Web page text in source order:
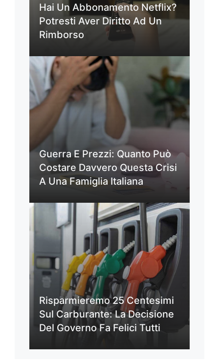
Hai Un Abbonamento Netflix?
Potresti Aver Diritto Ad Un
Rimborso
Guerra E Prezzi: Quanto Può
Costare Davvero Questa Crisi
A Una Famiglia Italiana
Risparmieremo 25 Centesimi
Sul Carburante: La Decisione
Del Governo Fa Felici Tutti